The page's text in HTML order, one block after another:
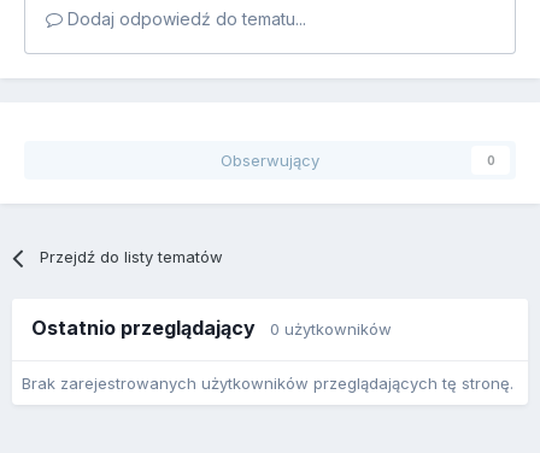
Dodaj odpowiedź do tematu...
Obserwujący 0
Przejdź do listy tematów
Ostatnio przeglądający 0 użytkowników
Brak zarejestrowanych użytkowników przeglądających tę stronę.